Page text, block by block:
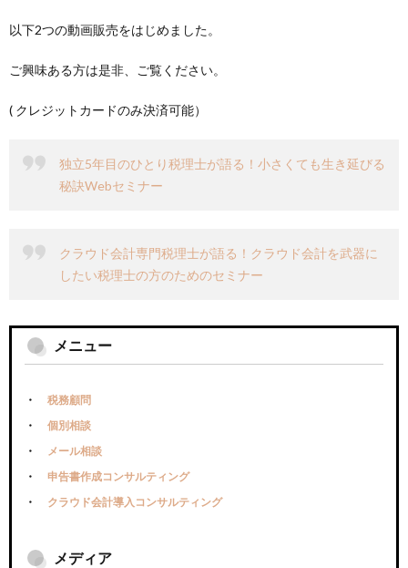
以下2つの動画販売をはじめました。
ご興味ある方は是非、ご覧ください。
( クレジットカードのみ決済可能）
独立5年目のひとり税理士が語る！小さくても生き延びる
秘訣Webセミナー
クラウド会計専門税理士が語る！クラウド会計を武器に
したい税理士の方のためのセミナー
メニュー
税務顧問
個別相談
メール相談
申告書作成コンサルティング
クラウド会計導入コンサルティング
メディア